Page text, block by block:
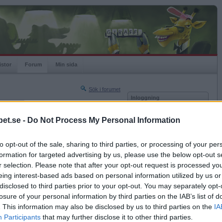
- Do Not Process My Personal Information
opt-out of the sale, sharing to third parties, or processing of your
for targeted advertising by us, please use the below opt-out
selection. Please note that after your opt-out request is processed
interest-based ads based on personal information utilized by us
to third parties prior to your opt-out. You may separately
of your personal information by third parties on the IAB’s list of
This information may also be disclosed by us to third parties on the
Participants that may further disclose it to other third parties.
Forum Min sida
Sök i forumet
Nästa sida »
2022-03-27 13:41
frisk från cacern.
Inloggning
Kom ihåg mig
Glömt ditt lösenord?
Få ny aktiveringslänk
Betapet är gratis!